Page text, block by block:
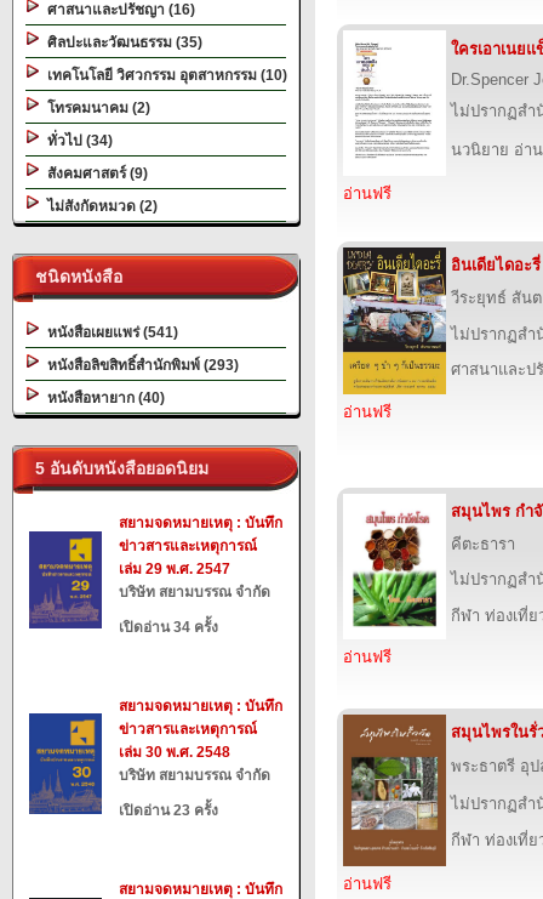
ศาสนาและปรัชญา (16)
ศิลปะและวัฒนธรรม (35)
เทคโนโลยี วิศวกรรม อุตสาหกรรม (10)
โทรคมนาคม (2)
ทั่วไป (34)
สังคมศาสตร์ (9)
ไม่สังกัดหมวด (2)
ชนิดหนังสือ
หนังสือเผยแพร่ (541)
หนังสือลิขสิทธิ์สำนักพิมพ์ (293)
หนังสือหายาก (40)
5 อันดับหนังสือยอดนิยม
สยามจดหมายเหตุ : บันทึก
ข่าวสารและเหตุการณ์
เล่ม 29 พ.ศ. 2547
บริษัท สยามบรรณ จำกัด
เปิดอ่าน 34 ครั้ง
สยามจดหมายเหตุ : บันทึก
ข่าวสารและเหตุการณ์
เล่ม 30 พ.ศ. 2548
บริษัท สยามบรรณ จำกัด
เปิดอ่าน 23 ครั้ง
สยามจดหมายเหตุ : บันทึก
ใครเอาเนย
Dr.Spencer
ไม่ปรากฏส
นวนิยาย อ่า
อ่านฟรี
อินเดียไดอะรี่
วีระยุทธ์ สัน
ไม่ปรากฏส
ศาสนาและป
อ่านฟรี
สมุนไพร กำ
คีตะธารา
ไม่ปรากฏส
กีฬา ท่องเที่
อ่านฟรี
สมุนไพรในรั่
พระธาตรี อุ
ไม่ปรากฏส
กีฬา ท่องเที่
อ่านฟรี